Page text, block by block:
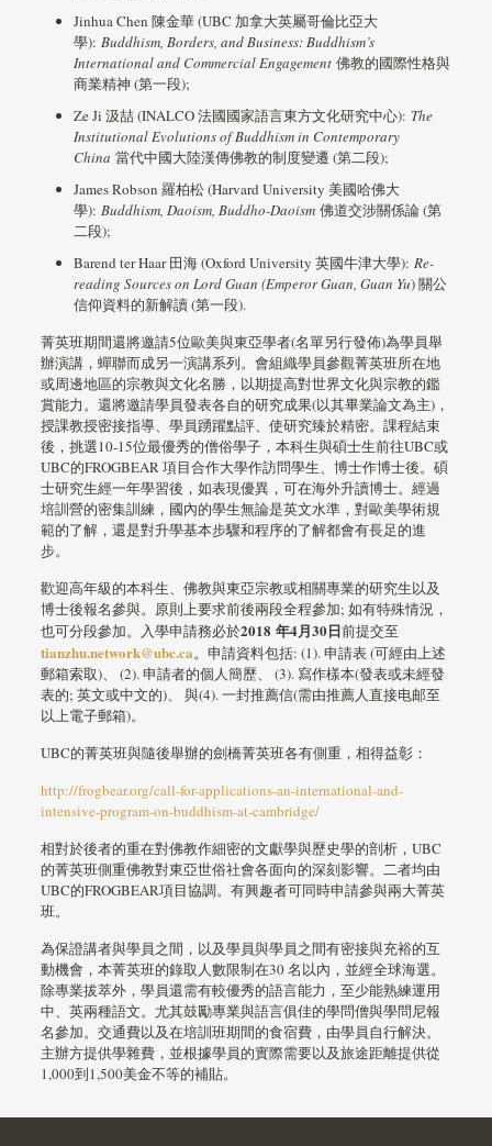
Jinhua Chen 陳金華 (UBC 加拿大英屬哥倫比亞大
學): Buddhism, Borders, and Business: Buddhism’s
International and Commercial Engagement 佛教的國際性格與
商業精神 (第一段);
Ze Ji 汲喆 (INALCO 法國國家語言東方文化研究中心): The
Institutional Evolutions of Buddhism in Contemporary
China 當代中國大陸漢傳佛教的制度變遷 (第二段);
James Robson 羅柏松 (Harvard University 美國哈佛大
學): Buddhism, Daoism, Buddho-Daoism佛道交涉關係論 (第
二段);
Barend ter Haar 田海 (Oxford University 英國牛津大學): Re-
reading Sources on Lord Guan (Emperor Guan, Guan Yu) 關公
信仰資料的新解讀 (第一段).
菁英班期間還將邀請5位歐美與東亞學者(名單另行發佈)為學員舉
辦演講，蟬聯而成另一演講系列。會組織學員參觀菁英班所在地
或周邊地區的宗教與文化名勝，以期提高對世界文化與宗教的鑑
賞能力。還將邀請學員發表各自的研究成果(以其畢業論文為主)，
授課教授密接指導、學員踴躍點評、使研究臻於精密。課程結束
後，挑選10-15位最優秀的僧俗學子，本科生與碩士生前往UBC或
UBC的FROGBEAR 項目合作大學作訪問學生、博士作博士後。碩
士研究生經一年學習後，如表現優異，可在海外升讀博士。經過
培訓營的密集訓練，國內的學生無論是英文水準，對歐美學術規
範的了解，還是對升學基本步驟和程序的了解都會有長足的進
步。
歡迎高年級的本科生、佛教與東亞宗教或相關專業的研究生以及
博士後報名參與。原則上要求前後兩段全程參加; 如有特殊情況，
也可分段參加。入學申請務必於2018 年4月30日前提交至
tianzhu.network@ubc.ca。申請資料包括: (1). 申請表 (可經由上述
郵箱索取)、 (2). 申請者的個人簡歷、 (3). 寫作樣本(發表或未經發
表的; 英文或中文的)、 與(4). 一封推薦信(需由推薦人直接电邮至
以上電子郵箱)。
UBC的菁英班與隨後舉辦的劍橋菁英班各有側重，相得益彰：
http://frogbear.org/call-for-applications-an-international-and-
intensive-program-on-buddhism-at-cambridge/
相對於後者的重在對佛教作細密的文獻學與歷史學的剖析，UBC
的菁英班側重佛教對東亞世俗社會各面向的深刻影響。二者均由
UBC的FROGBEAR項目協調。有興趣者可同時申請參與兩大菁英
班。
為保證講者與學員之間，以及學員與學員之間有密接與充裕的互
動機會，本菁英班的錄取人數限制在30 名以內，並經全球海選。
除專業拔萃外，學員還需有較優秀的語言能力，至少能熟練運用
中、英兩種語文。尤其鼓勵專業與語言俱佳的學問僧與學問尼報
名參加。交通費以及在培訓班期間的食宿費，由學員自行解決。
主辦方提供學雜費，並根據學員的實際需要以及旅途距離提供從
1,000到1,500美金不等的補貼。